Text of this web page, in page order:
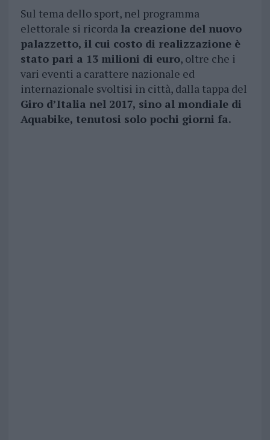
Sul tema dello sport, nel programma
elettorale si ricorda la creazione del nuovo
palazzetto, il cui costo di realizzazione è
stato pari a 13 milioni di euro, oltre che i
vari eventi a carattere nazionale ed
internazionale svoltisi in città, dalla tappa del
Giro d’Italia nel 2017, sino al mondiale di
Aquabike, tenutosi solo pochi giorni fa.